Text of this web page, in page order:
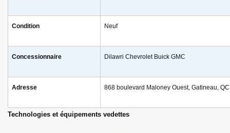
Condition Neuf
Concessionnaire Dilawri Chevrolet Buick GMC
Adresse 868 boulevard Maloney Ouest, Gatineau,
Technologies et équipements vedettes